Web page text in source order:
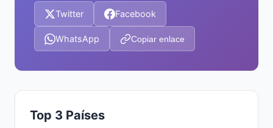
Twitter Facebook
WhatsApp Copiar enlace
Top 3 Países